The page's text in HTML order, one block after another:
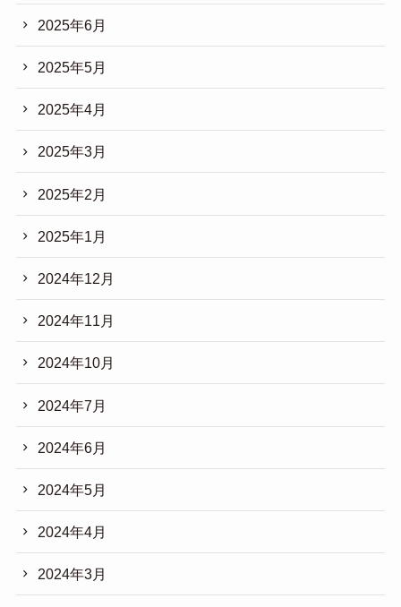
2025年6月
2025年5月
2025年4月
2025年3月
2025年2月
2025年1月
2024年12月
2024年11月
2024年10月
2024年7月
2024年6月
2024年5月
2024年4月
2024年3月